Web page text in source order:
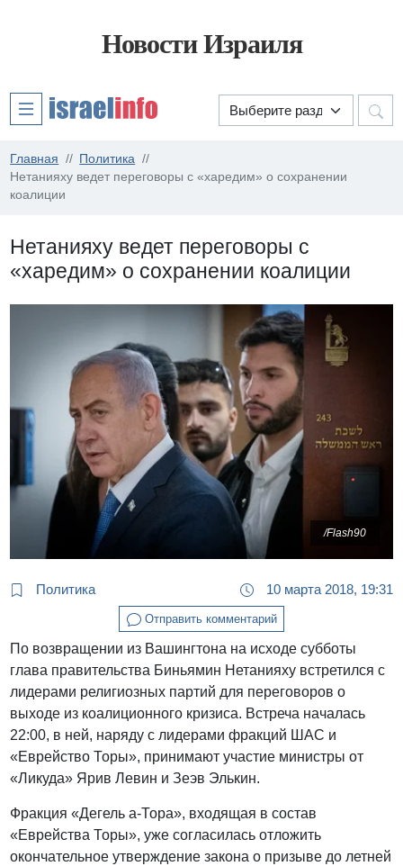
Новости Израиля
Главная
Политика
Нетанияху ведет переговоры с «харедим» о сохранении
коалиции
Нетанияху ведет переговоры с
«харедим» о сохранении коалиции
/Flash90
Политика 10 марта 2018, 19:31
Отправить комментарий
По возвращении из Вашингтона на исходе субботы
глава правительства Биньямин Нетанияху встретился с
лидерами религиозных партий для переговоров о
выходе из коалиционного кризиса. Встреча началась
22:00, в ней, наряду с лидерами фракций ШАС и
«Еврейство Торы», принимают участие министры от
«Ликуда» Ярив Левин и Зеэв Элькин.
Фракция «Дегель а-Тора», входящая в состав
«Еврейства Торы», уже согласилась отложить
окончательное утверждение закона о призыве до летней